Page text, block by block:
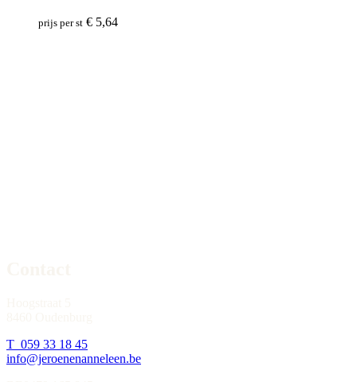
prijs per st € 5,64
T 059 33 18 45
info@jeroenenanneleen.be